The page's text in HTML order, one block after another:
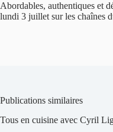
Abordables, authentiques et
lundi 3 juillet sur les chaînes
Publications similaires
Tous en cuisine avec Cyril